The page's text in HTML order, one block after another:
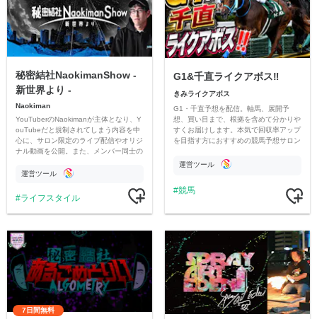
秘密結社NaokimanShow -
新世界より -
Naokiman
YouTuberのNaokimanが主体となり、Y
ouTubeだと規制されてしまう内容を中
心に、サロン限定のライブ配信やオリジ
ナル動画を公開。また、メンバー同士の
ただいています。
運営ツール
ライフスタイル
G1&千直ライクアボス‼️
きみライクアボス
G1・千直予想を配信。軸馬、展開予
想、買い目まで、根拠を含めて分かりや
すくお届けします。本気で回収率アップ
を目指す方におすすめの競馬予想サロン
運営ツール
競馬
7日間無料